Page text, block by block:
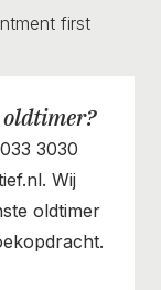
first
oldtimer?
3030
Wij
oldtimer